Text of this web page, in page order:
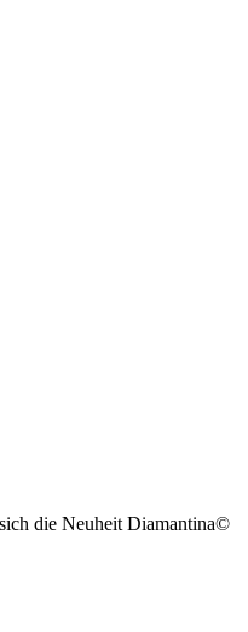
die Neuheit Diamantina©